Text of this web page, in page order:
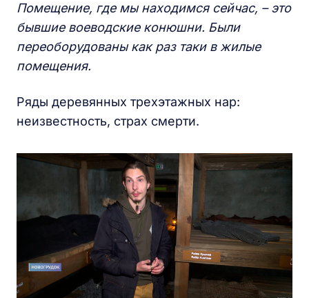
Помещение, где мы находимся сейчас, – это
бывшие воеводские конюшни. Были
переоборудованы как раз таки в жилые
помещения.
Ряды деревянных трехэтажных нар:
неизвестность, страх смерти.